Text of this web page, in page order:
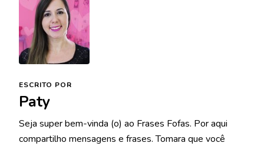
ESCRITO POR
Paty
Seja super bem-vinda (o) ao Frases Fofas. Por aqui
compartilho mensagens e frases. Tomara que você